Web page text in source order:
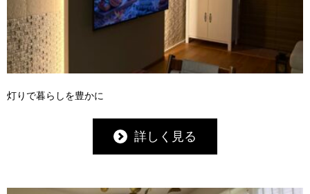
灯りで暮らしを豊かに
詳しく見る